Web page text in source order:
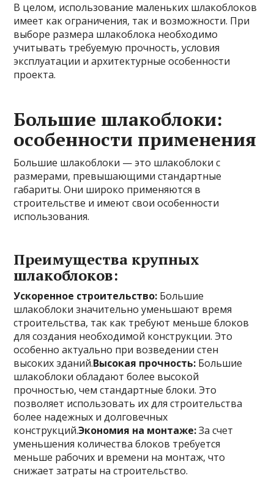
В целом, использование маленьких шлакоблоков
имеет как ограничения, так и возможности. При
выборе размера шлакоблока необходимо
учитывать требуемую прочность, условия
эксплуатации и архитектурные особенности
проекта.
Большие шлакоблоки:
особенности применения
Большие шлакоблоки — это шлакоблоки с
размерами, превышающими стандартные
габариты. Они широко применяются в
строительстве и имеют свои особенности
использования.
Преимущества крупных
шлакоблоков:
Ускоренное строительство: Большие
шлакоблоки значительно уменьшают время
строительства, так как требуют меньше блоков
для создания необходимой конструкции. Это
особенно актуально при возведении стен
высоких зданий.Высокая прочность: Большие
шлакоблоки обладают более высокой
прочностью, чем стандартные блоки. Это
позволяет использовать их для строительства
более надежных и долговечных
конструкций.Экономия на монтаже:За счет
уменьшения количества блоков требуется
меньше рабочих и времени на монтаж, что
снижает затраты на строительство.